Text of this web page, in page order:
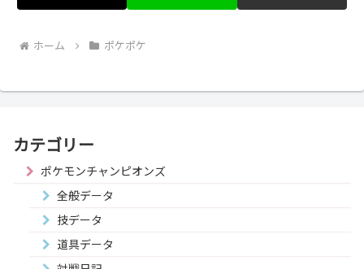
ホーム ポケポケ
カテゴリー
ポケモンチャンピオンズ
全般データ
技データ
道具データ